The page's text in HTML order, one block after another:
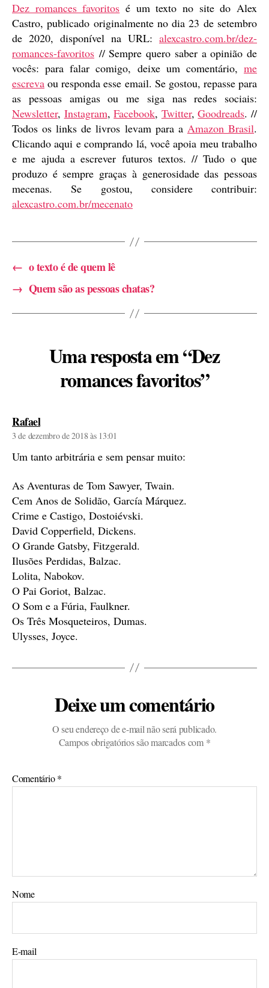
Dez romances favoritos é um texto no site do Alex
Castro, publicado originalmente no dia 23 de setembro
de 2020, disponível na URL: alexcastro.com.br/dez-
romances-favoritos // Sempre quero saber a opinião de
vocês: para falar comigo, deixe um comentário, me
escreva ou responda esse email. Se gostou, repasse para
as pessoas amigas ou me siga nas redes sociais:
Newsletter, Instagram,Facebook, Twitter,Goodreads. //
Todos os links de livros levam para a Amazon Brasil.
Clicando aqui e comprando lá, você apoia meu trabalho
e me ajuda a escrever futuros textos. // Tudo o que
produzo é sempre graças à generosidade das pessoas
mecenas. Se gostou, considere contribuir:
alexcastro.com.br/mecenato
← o texto é de quem lê
→ Quem são as pessoas chatas?
Uma resposta em “Dez
romances favoritos”
Rafaeldiz:
3 de dezembro de 2018 às 13:01
Um tanto arbitrária e sem pensar muito:
As Aventuras de Tom Sawyer, Twain.
Cem Anos de Solidão, García Márquez.
Crime e Castigo, Dostoiévski.
David Copperfield, Dickens.
O Grande Gatsby, Fitzgerald.
Ilusões Perdidas, Balzac.
Lolita, Nabokov.
O Pai Goriot, Balzac.
O Som e a Fúria, Faulkner.
Os Três Mosqueteiros, Dumas.
Ulysses, Joyce.
Deixe um comentário
O seu endereço de e-mail não será publicado.
Campos obrigatórios são marcados com *
Comentário*
Nome
E-mail